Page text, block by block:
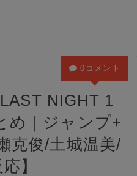
NIGHT 1
め｜ジャンプ+
克俊/土城温美/
】
0コメント